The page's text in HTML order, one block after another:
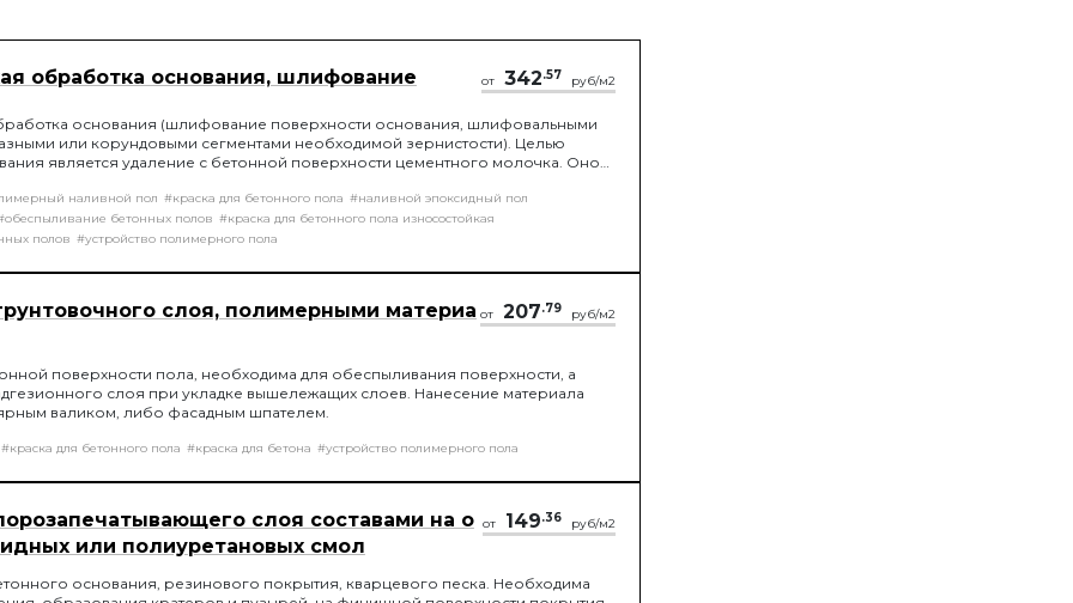
обработка основания, шлифование от 342.57 руб/м2
основания (шлифование поверхности основания, шлифовальными
или корундовыми сегментами необходимой зернистости). Целью
является удаление с бетонной поверхности цементного молочка. Оно
и основы.
наливной пол #краска для бетонного пола #наливной эпоксидный пол
бетонных полов #краска для бетонного пола износостойкая
полов #устройство полимерного пола
слоя, полимерными материа от 207.79 руб/м2
поверхности пола, необходима для обеспыливания поверхности, а
слоя при укладке вышележащих слоев. Нанесение материала
валиком, либо фасадным шпателем.
#краска для бетонного пола #краска для бетона #устройство полимерного пола
слоя составами на о
или полиуретановых смол
от 149.36 руб/м2
основания, резинового покрытия, кварцевого песка. Необходима